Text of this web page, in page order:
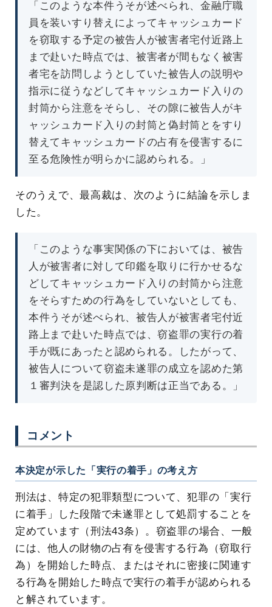
「このような本件うそが述べられ、金融庁職
員を装いすり替えによってキャッシュカード
を窃取する予定の被告人が被害者宅付近路上
まで赴いた時点では、被害者が間もなく被害
者宅を訪問しようとしていた被告人の説明や
指示に従うなどしてキャッシュカード入りの
封筒から注意をそらし、その隙に被告人がキ
ャッシュカード入りの封筒と偽封筒とをすり
替えてキャッシュカードの占有を侵害するに
至る危険性が明らかに認められる。」
そのうえで、最高裁は、次のように結論を示しま
した。
「このような事実関係の下においては、被告
人が被害者に対して印鑑を取りに行かせるな
どしてキャッシュカード入りの封筒から注意
をそらすための行為をしていないとしても、
本件うそが述べられ、被告人が被害者宅付近
路上まで赴いた時点では、窃盗罪の実行の着
手が既にあったと認められる。したがって、
被告人について窃盗未遂罪の成立を認めた第
１審判決を是認した原判断は正当である。」
コメント
本決定が示した「実行の着手」の考え方
刑法は、特定の犯罪類型について、犯罪の「実行
に着手」した段階で未遂罪として処罰することを
定めています（刑法43条）。窃盗罪の場合、一般
には、他人の財物の占有を侵害する行為（窃取行
為）を開始した時点、またはそれに密接に関連す
る行為を開始した時点で実行の着手が認められる
と解されています。